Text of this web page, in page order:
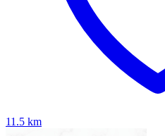
11.5 km